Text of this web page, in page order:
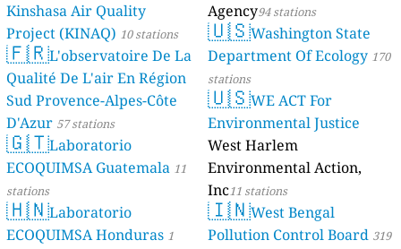
Kinshasa Air Quality
Project (KINAQ) 10 stations
🇫🇷L'observatoire De La
Qualité De L'air En Région
Sud Provence-Alpes-Côte
D'Azur 57 stations
🇬🇹Laboratorio
ECOQUIMSA Guatemala 11
stations
🇭🇳Laboratorio
ECOQUIMSA Honduras 1
Agency94 stations
🇺🇸Washington State
Department Of Ecology 170
stations
🇺🇸WE ACT For
Environmental Justice
West Harlem
Environmental Action,
Inc11 stations
🇮🇳West Bengal
Pollution Control Board 319